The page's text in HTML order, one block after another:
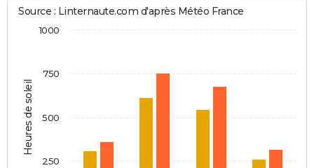
Heures de soleil
Source : Linternaute.com d'après Météo France
250
500
750
1000